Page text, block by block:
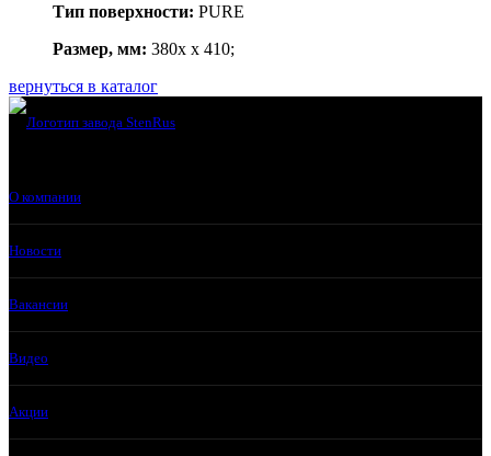
Тип поверхности: PURE
Размер, мм: 380x x 410;
вернуться в каталог
О компании
Новости
Вакансии
Видео
Акции